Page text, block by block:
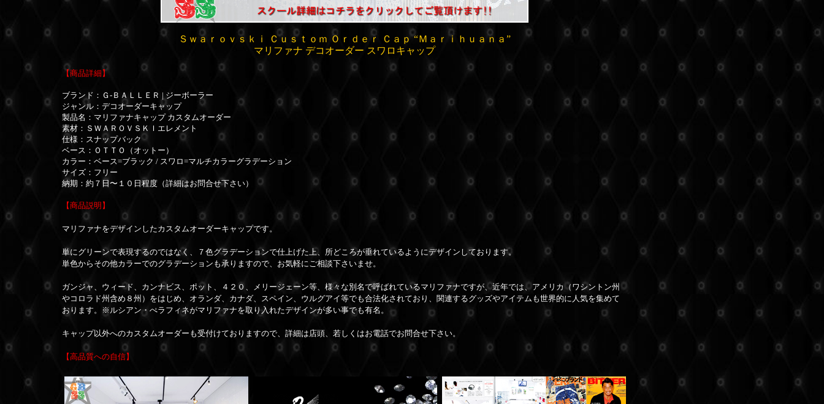
Ｓｗａｒｏｖｓｋｉ Ｃｕｓｔｏｍ Ｏｒｄｅｒ
Ｃａｐ “Ｍａｒｉｈｕａｎａ”
マリファナ デコオーダー スワロキャップ
【商品詳細】
ブランド：Ｇ-ＢＡＬＬＥＲ | ジーボーラー
ジャンル：デコオーダーキャップ
製品名：マリファナキャップ カスタムオーダー
素材： ＳＷＡＲＯＶＳＫＩエレメント
仕様：スナップバック
ベース：ＯＴＴＯ（オットー）
カラー：ベース=ブラック / スワロ=マルチカラーグラデーション
サイズ：フリー
納期：約７日〜１０日程度（詳細はお問合せ下さい）
【商品説明】
マリファナをデザインしたカスタムオーダーキャップです。
単にグリーンで表現するのではなく、７色グラデーションで仕上げた上、所どころが垂れているようにデザインしております。
単色からその他カラーでのグラデーションも承りますので、お気軽にご相談下さいませ。
ガンジャ、ウィード、カンナビス、ポット、４２０、メリージェーン等、様々な別名で呼ばれているマリファナですが、近年では、アメリカ（ワシントン州
やコロラド州含め８州）をはじめ、オランダ、カナダ、スペイン、ウルグアイ等でも合法化されており、関連するグッズやアイテムも世界的に人気を集めて
おります。※ルシアン・ぺラフィネがマリファナを取り入れたデザインが多い事でも有名。
キャップ以外へのカスタムオーダーも受付けておりますので、詳細は店頭、若しくはお電話でお問合せ下さい。
【高品質への自信】